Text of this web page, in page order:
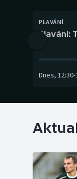
PLAVÁNÍ
Plavání:
Dnes, 12:30-